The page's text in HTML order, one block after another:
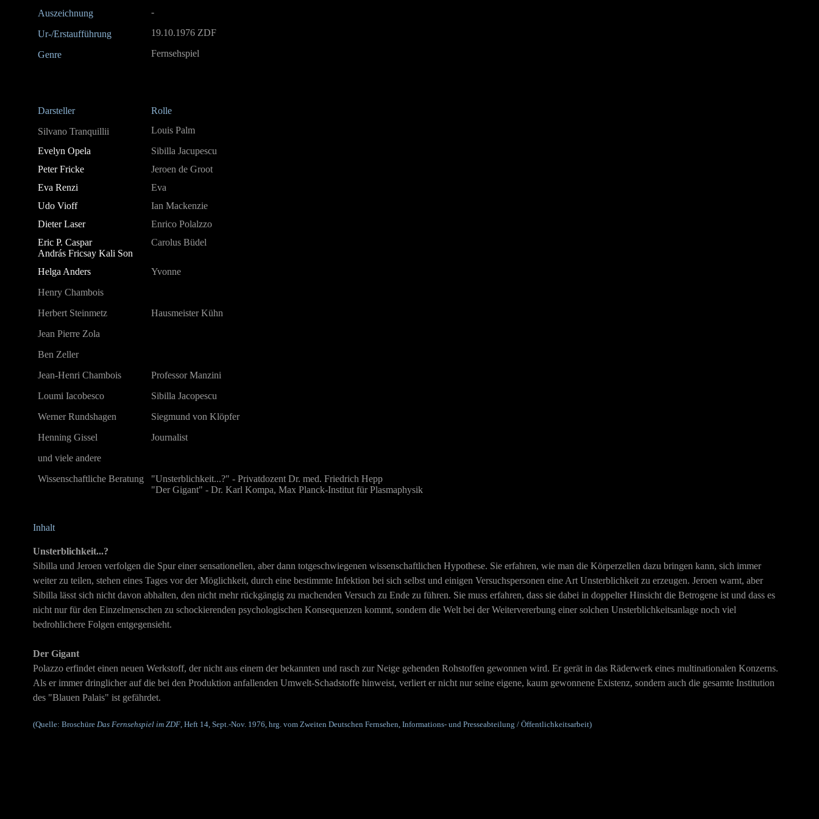
Auszeichnung -
Ur-/Erstaufführung 19.10.1976 ZDF
Genre Fernsehspiel
Darsteller
Rolle
Silvano Tranquillii
Louis Palm
Evelyn Opela
Sibilla Jacupescu
Peter Fricke
Jeroen de Groot
Eva Renzi
Eva
Udo Vioff
Ian Mackenzie
Dieter Laser
Enrico Polalzzo
Eric P. Caspar
András Fricsay Kali Son
Carolus Büdel
Helga Anders
Yvonne
Henry Chambois
Herbert Steinmetz
Hausmeister Kühn
Jean Pierre Zola
Ben Zeller
Jean-Henri Chambois
Professor Manzini
Loumi Iacobesco
Sibilla Jacopescu
Werner Rundshagen
Siegmund von Klöpfer
Henning Gissel
Journalist
und viele andere
Wissenschaftliche Beratung
"Unsterblichkeit...?" - Privatdozent Dr. med. Friedrich Hepp
"Der Gigant" - Dr. Karl Kompa, Max Planck-Institut für Plasmaphysik
Inhalt
Unsterblichkeit...?
Sibilla und Jeroen verfolgen die Spur einer sensationellen, aber dann totgeschwiegenen wissenschaftlichen Hypothese. Sie erfahren, wie man die Körperzellen dazu bringen kann, sich immer
weiter zu teilen, stehen eines Tages vor der Möglichkeit, durch eine bestimmte Infektion bei sich selbst und einigen Versuchspersonen eine Art Unsterblichkeit zu erzeugen. Jeroen warnt, aber
Sibilla lässt sich nicht davon abhalten, den nicht mehr rückgängig zu machenden Versuch zu Ende zu führen. Sie muss erfahren, dass sie dabei in doppelter Hinsicht die Betrogene ist und dass es
nicht nur für den Einzelmenschen zu schockierenden psychologischen Konsequenzen kommt, sondern die Welt bei der Weitervererbung einer solchen Unsterblichkeitsanlage noch viel
bedrohlichere Folgen entgegensieht.
Der Gigant
Polazzo erfindet einen neuen Werkstoff, der nicht aus einem der bekannten und rasch zur Neige gehenden Rohstoffen gewonnen wird. Er gerät in das Räderwerk eines multinationalen Konzerns.
Als er immer dringlicher auf die bei den Produktion anfallenden Umwelt-Schadstoffe hinweist, verliert er nicht nur seine eigene, kaum gewonnene Existenz, sondern auch die gesamte Institution
des "Blauen Palais" ist gefährdet.
(Quelle: Broschüre Das Fernsehspiel im ZDF, Heft 14, Sept.-Nov. 1976, hrg. vom Zweiten Deutschen Fernsehen, Informations- und Presseabteilung / Öffentlichkeitsarbeit)